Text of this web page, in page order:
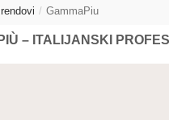
GammaPiu
– ITALIJANSKI